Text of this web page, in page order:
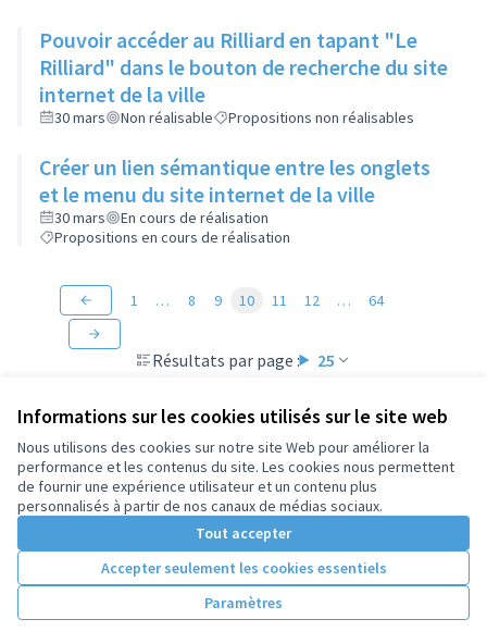
Informations sur les cookies utilisés sur le site web
Nous utilisons des cookies sur notre site Web pour améliorer la
performance et les contenus du site. Les cookies nous permettent
de fournir une expérience utilisateur et un contenu plus
personnalisés à partir de nos canaux de médias sociaux.
Tout accepter
Accepter seulement les cookies essentiels
Paramètres
Pouvoir accéder au Rilliard en tapant "Le
Rilliard" dans le bouton de recherche du site
internet de la ville
30 mars Non réalisable Propositions non réalisables
Créer un lien sémantique entre les onglets
et le menu du site internet de la ville
30 mars
En cours de réalisation
Propositions en cours de réalisation
Résultats par page : 25
1 … 8 9 10 11 12 … 64
Conditions d'utilisation
Paramètres des cookies
(Lien externe)Open Source Politics
(Lien externe)
grâce au
Decidim
.
Licence
(Lien